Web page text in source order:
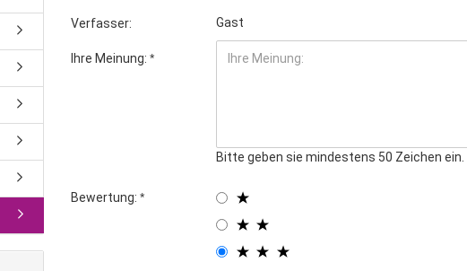
Verfasser: Gast
Ihre Meinung:
Bitte geben sie mindestens 50 Zeichen ein.
Bewertung: